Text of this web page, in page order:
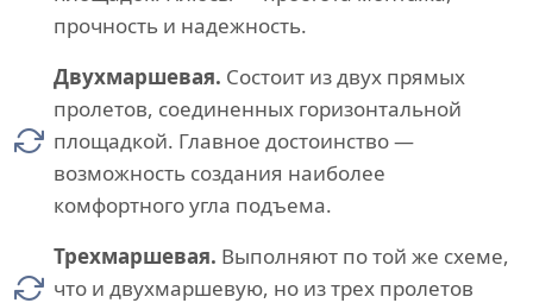
прочность и надежность.
Двухмаршевая. Состоит из двух прямых
пролетов, соединенных горизонтальной
площадкой. Главное достоинство —
возможность создания наиболее
комфортного угла подъема.
Трехмаршевая. Выполняют по той же схеме,
что и двухмаршевую, но из трех пролетов